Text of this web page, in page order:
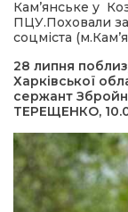
Кам’янське у
ПЦУ.Поховали
соцміста
28 липня
Харківської
сержант
ТЕРЕЩЕНКО,